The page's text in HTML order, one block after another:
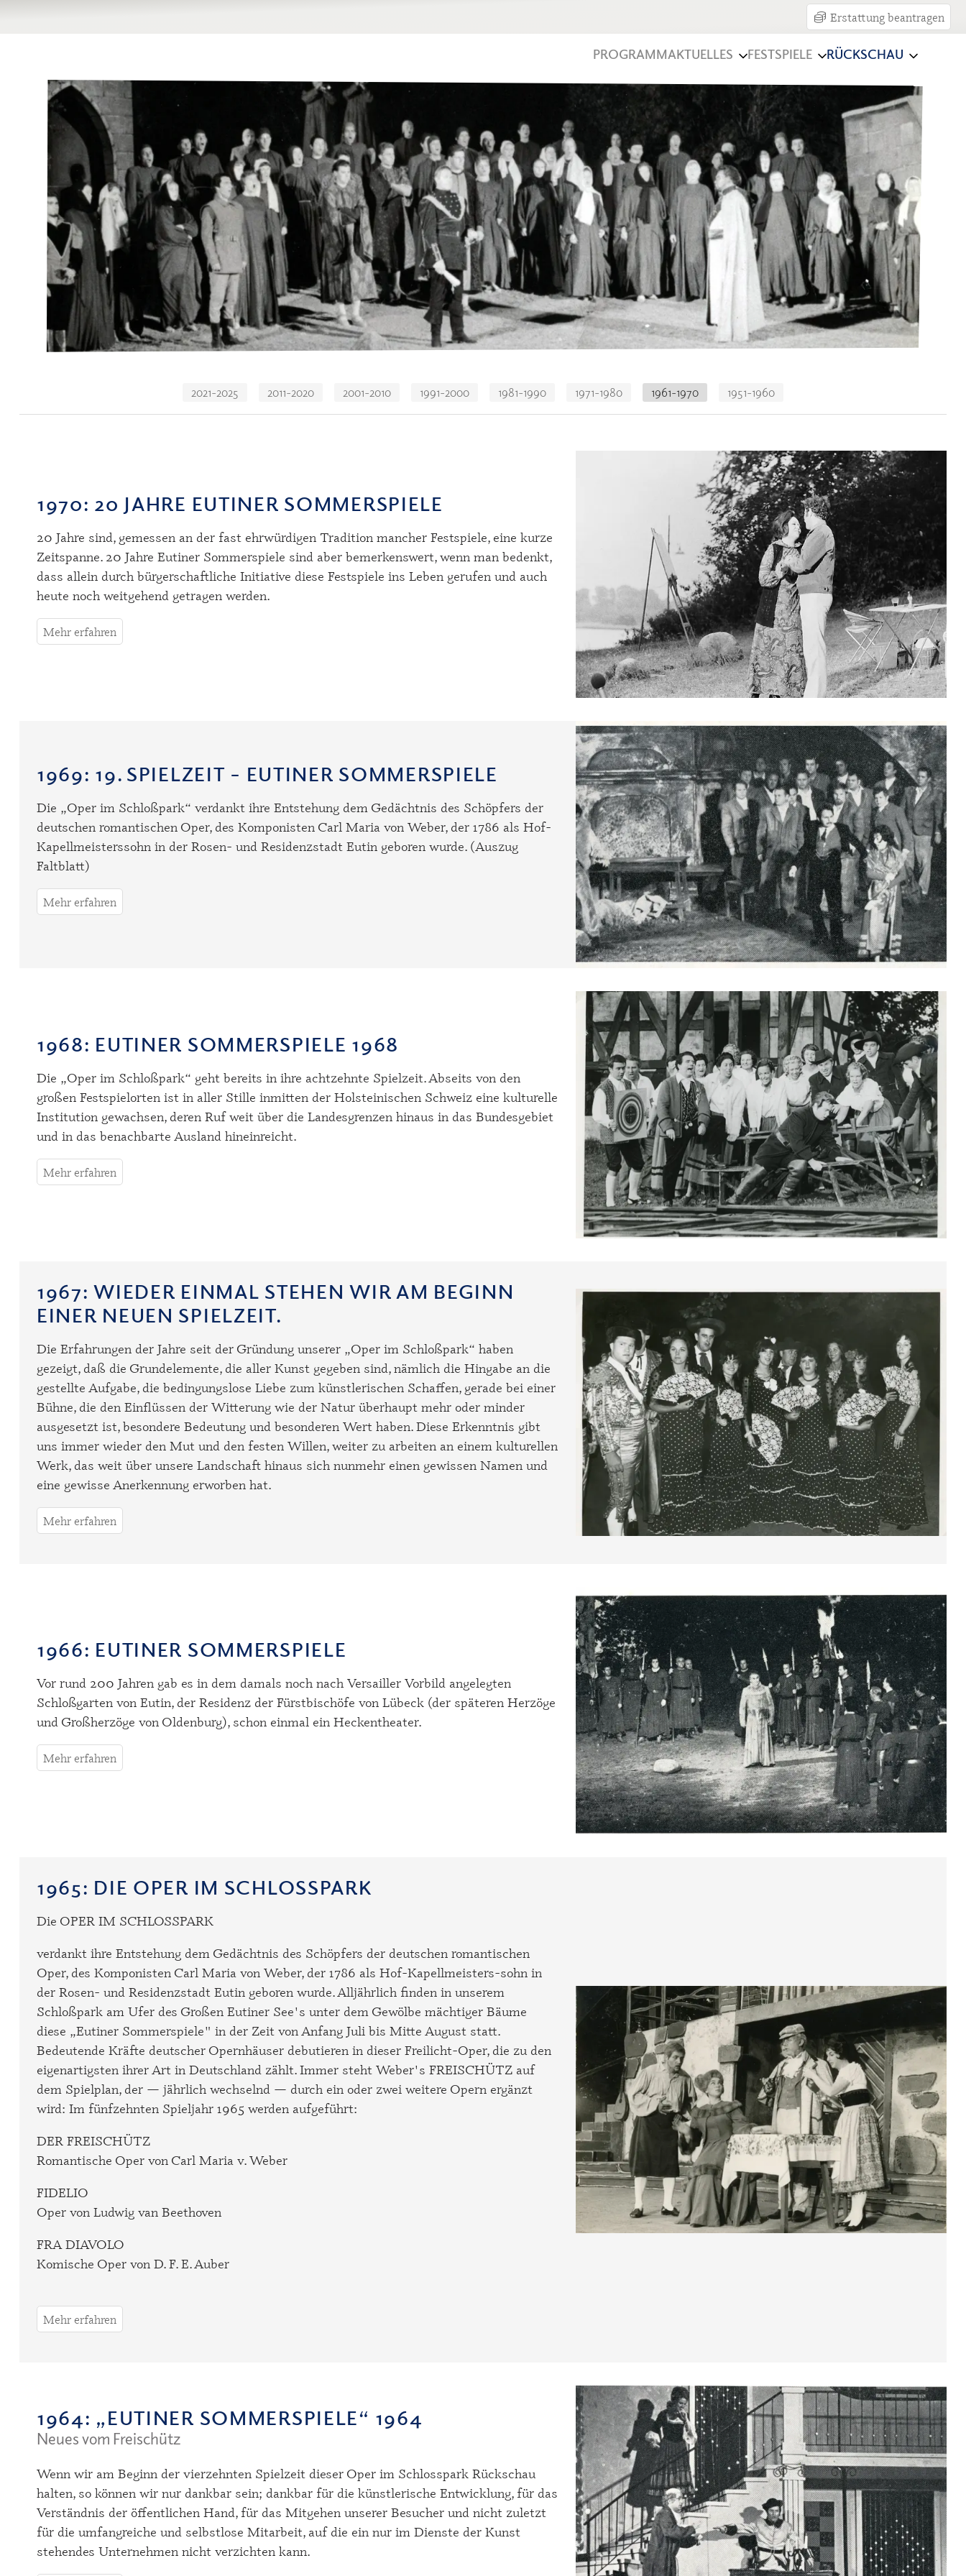
Erstattung beantragen
PROGRAMMAKTUELLES FESTSPIELE RÜCKSCHAU
2021-2025 2011-2020 2001-2010 1991-2000 1981-1990 1971-1980 1961-1970 1951-1960
1970: 20 JAHRE EUTINER SOMMERSPIELE
20 Jahre sind, gemessen an der fast ehrwürdigen Tradition mancher Festspiele, eine kurze
Zeitspanne. 20 Jahre Eutiner Sommerspiele sind aber bemerkenswert, wenn man bedenkt,
dass allein durch bürgerschaftliche Initiative diese Festspiele ins Leben gerufen und auch
heute noch weitgehend getragen werden.
Mehr erfahren
1969: 19. SPIELZEIT – EUTINER SOMMERSPIELE
Die „Oper im Schloßpark“ verdankt ihre Entstehung dem Gedächtnis des Schöpfers der
deutschen romantischen Oper, des Komponisten Carl Maria von Weber, der 1786 als Hof-
Kapellmeisterssohn in der Rosen- und Residenzstadt Eutin geboren wurde. (Auszug
Faltblatt)
Mehr erfahren
1968: EUTINER SOMMERSPIELE 1968
Die „Oper im Schloßpark“ geht bereits in ihre achtzehnte Spielzeit. Abseits von den
großen Festspielorten ist in aller Stille inmitten der Holsteinischen Schweiz eine kulturelle
Institution gewachsen, deren Ruf weit über die Landesgrenzen hinaus in das Bundesgebiet
und in das benachbarte Ausland hineinreicht.
Mehr erfahren
1967: WIEDER EINMAL STEHEN WIR AM BEGINN
EINER NEUEN SPIELZEIT.
Die Erfahrungen der Jahre seit der Gründung unserer „Oper im Schloßpark“ haben
gezeigt, daß die Grundelemente, die aller Kunst gegeben sind, nämlich die Hingabe an die
gestellte Aufgabe, die bedingungslose Liebe zum künstlerischen Schaffen, gerade bei einer
Bühne, die den Einflüssen der Witterung wie der Natur überhaupt mehr oder minder
ausgesetzt ist, besondere Bedeutung und besonderen Wert haben. Diese Erkenntnis gibt
uns immer wieder den Mut und den festen Willen, weiter zu arbeiten an einem kulturellen
Werk, das weit über unsere Landschaft hinaus sich nunmehr einen gewissen Namen und
eine gewisse Anerkennung erworben hat.
Mehr erfahren
1966: EUTINER SOMMERSPIELE
Vor rund 200 Jahren gab es in dem damals noch nach Versailler Vorbild angelegten
Schloßgarten von Eutin, der Residenz der Fürstbischöfe von Lübeck (der späteren Herzöge
und Großherzöge von Oldenburg), schon einmal ein Heckentheater.
Mehr erfahren
1965: DIE OPER IM SCHLOSSPARK
Die OPER IM SCHLOSSPARK
verdankt ihre Entstehung dem Gedächtnis des Schöpfers der deutschen romantischen
Oper, des Komponisten Carl Maria von Weber, der 1786 als Hof-Kapellmeisters-sohn in
der Rosen- und Residenzstadt Eutin geboren wurde. Alljährlich finden in unserem
Schloßpark am Ufer des Großen Eutiner See's unter dem Gewölbe mächtiger Bäume
diese „Eutiner Sommerspiele" in der Zeit von Anfang Juli bis Mitte August statt.
Bedeutende Kräfte deutscher Opernhäuser debutieren in dieser Freilicht-Oper, die zu den
eigenartigsten ihrer Art in Deutschland zählt. Immer steht Weber's FREISCHÜTZ auf
dem Spielplan, der — jährlich wechselnd — durch ein oder zwei weitere Opern ergänzt
wird: Im fünfzehnten Spieljahr 1965 werden aufgeführt:
DER FREISCHÜTZ
Romantische Oper von Carl Maria v. Weber
FIDELIO
Oper von Ludwig van Beethoven
FRA DIAVOLO
Komische Oper von D. F. E. Auber
Mehr erfahren
1964: „EUTINER SOMMERSPIELE“ 1964
Neues vom Freischütz
Wenn wir am Beginn der vierzehnten Spielzeit dieser Oper im Schlosspark Rückschau
halten, so können wir nur dankbar sein; dankbar für die künstlerische Entwicklung, für das
Verständnis der öffentlichen Hand, für das Mitgehen unserer Besucher und nicht zuletzt
für die umfangreiche und selbstlose Mitarbeit, auf die ein nur im Dienste der Kunst
stehendes Unternehmen nicht verzichten kann.